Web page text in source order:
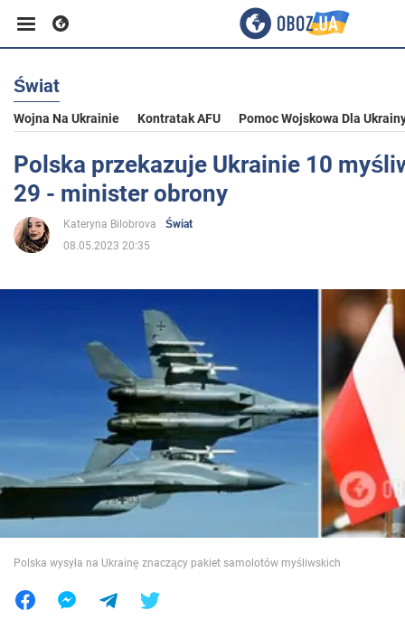
Biznes
Sport
Rozrywka
Społeczeństwo
Wojna na Ukrainie
Jedzenie
Świat
Wojna Na Ukrainie Kontratak AFU Pomoc Wojskowa Dla
Polska przekazuje Ukrainie 10
29 - minister obrony
Kateryna Bilobrova
Świat
08.05.2023 20:35
Polska wysyła na Ukrainę znaczący pakiet samolotów myśliwskich